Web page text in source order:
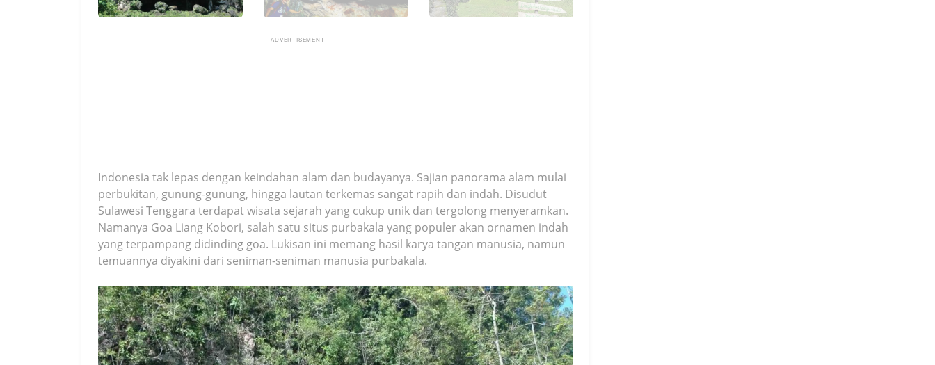
ADVERTISEMENT
Indonesia tak lepas dengan keindahan alam dan budayanya. Sajian panorama alam mulai
perbukitan, gunung-gunung, hingga lautan terkemas sangat rapih dan indah. Disudut
Sulawesi Tenggara terdapat wisata sejarah yang cukup unik dan tergolong menyeramkan.
Namanya Goa Liang Kobori, salah satu situs purbakala yang populer akan ornamen indah
yang terpampang didinding goa. Lukisan ini memang hasil karya tangan manusia, namun
temuannya diyakini dari seniman-seniman manusia purbakala.